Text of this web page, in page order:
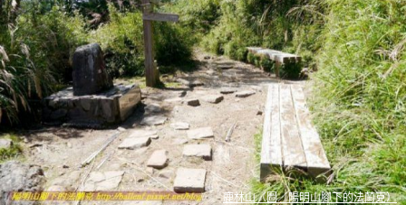
鹿林山（圖／陽明山腳下的法蘭克）